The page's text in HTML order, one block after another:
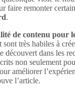
faire remonter
.
de contenu pour
très habiles à
découvert dans les
non seulement
améliorer
l’article.